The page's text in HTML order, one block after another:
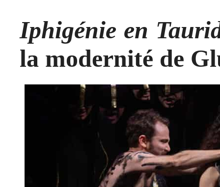
Iphigénie en
la modernité de